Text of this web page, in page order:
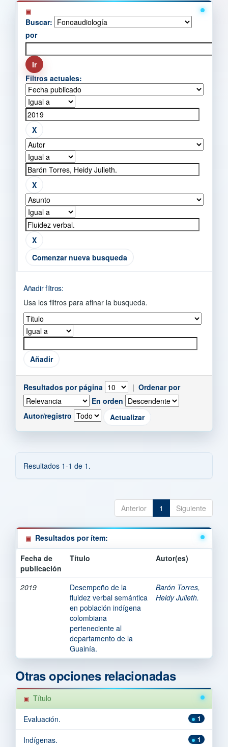
Buscar:
por
Filtros actuales:
Comenzar nueva busqueda
Añadir filtros:
Usa los filtros para afinar la busqueda.
Resultados por página | Ordenar por
En orden
Autor/registro
Resultados 1-1 de 1.
Anterior 1 Siguiente
Resultados por ítem:
Fecha de
publicación
Título Autor(es)
2019
Desempeño de la
fluidez verbal semántica
en población indígena
colombiana
perteneciente al
departamento de la
Guainía.
Barón Torres,
Heidy Julieth.
Otras opciones relacionadas
Título
1
Evaluación.
1
Indígenas.